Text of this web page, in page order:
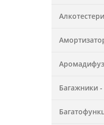
Алкотестери
Багажники